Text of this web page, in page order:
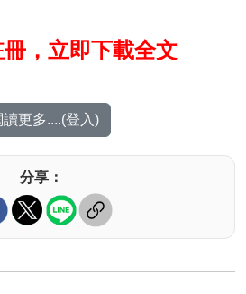
，立即下載全文
讀更多....(登入)
分享：